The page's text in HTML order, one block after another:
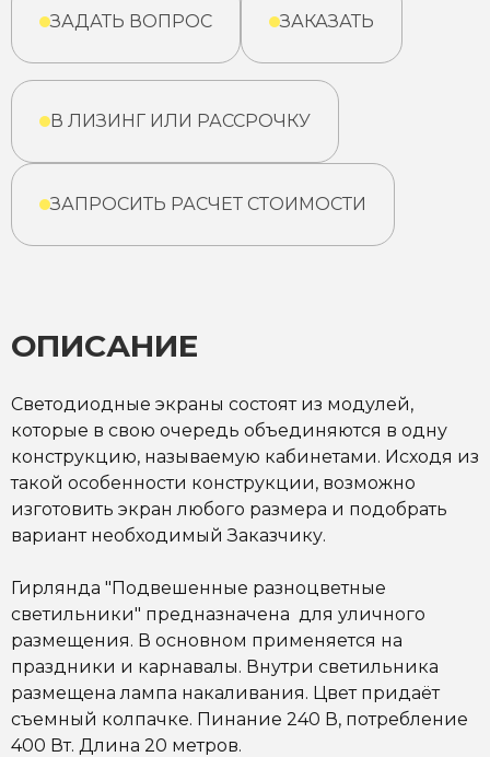
ЗАДАТЬ ВОПРОС ЗАКАЗАТЬ
В ЛИЗИНГ ИЛИ РАССРОЧКУ
ЗАПРОСИТЬ РАСЧЕТ СТОИМОСТИ
ОПИСАНИЕ
Светодиодные экраны состоят из модулей,
которые в свою очередь объединяются в одну
конструкцию, называемую кабинетами. Исходя из
такой особенности конструкции, возможно
изготовить экран любого размера и подобрать
вариант необходимый Заказчику.
Гирлянда "Подвешенные разноцветные
светильники" предназначена для уличного
размещения. В основном применяется на
праздники и карнавалы. Внутри светильника
размещена лампа накаливания. Цвет придаёт
съемный колпачке. Пинание 240 В, потребление
400 Вт. Длина 20 метров.